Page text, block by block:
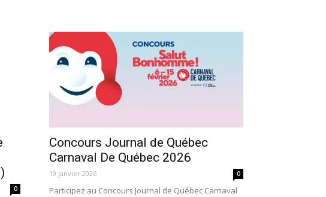
0
Concours Journal de Québec
Carnaval De Québec 2026
19 janvier 2026 0
Participez au Concours Journal de Québec Carnaval